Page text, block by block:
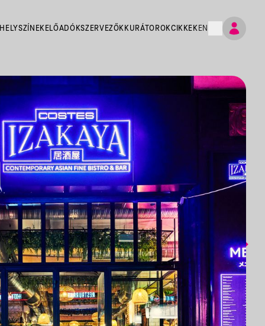
HELYSZÍNEK ELŐADÓKSZERVEZŐK KURÁTOROKCIKKEK EN